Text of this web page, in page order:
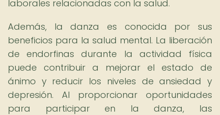
laborales relacionadas con la salud.
Además, la danza es conocida por sus
beneficios para la salud mental. La liberación
de endorfinas durante la actividad física
puede contribuir a mejorar el estado de
ánimo y reducir los niveles de ansiedad y
depresión. Al proporcionar oportunidades
para participar en la danza, las